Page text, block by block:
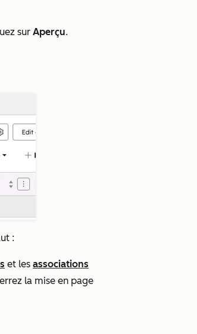
sur Aperçu.
:
et les associations
la mise en page